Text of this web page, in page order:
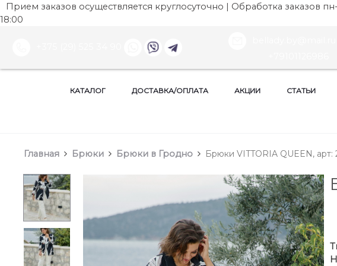
Прием заказов осуществляется круглосуточно | Обработка заказов
18:00
КАТАЛОГ ДОСТАВКА/ОПЛАТА АКЦИИ СТАТЬИ
Главная Брюки Брюки в Гродно Брюки VITTORIA QUEEN,